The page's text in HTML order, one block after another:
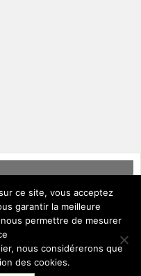
sidebar. You can add
un Layout différent par le biais
ce site, vous acceptez
garantir la meilleure
permettre de mesurer
nous considérerons que
des cookies.